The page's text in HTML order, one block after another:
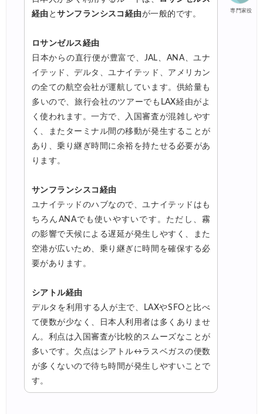
専門家役
経由 とサンフランシスコ経由が一般的です。
ロサンゼルス経由
日本からの直行便が豊富で、JAL、ANA、ユナ
イテッド、デルタ、ユナイテッド、アメリカン
の全ての航空会社が運航しています。供給量も
多いので、旅行会社のツアーでもLAX経由がよ
く使われます。一方で、入国審査が混雑しやす
く、またターミナル間の移動が発生することが
あり、乗り継ぎ時間に余裕を持たせる必要があ
ります。
サンフランシスコ経由
ユナイテッドのハブなので、ユナイテッドはも
ちろんANAでも使いやすいです。ただし、霧
の影響で天候による遅延が発生しやすく、また
空港が広いため、乗り継ぎに時間を確保する必
要があります。
シアトル経由
デルタを利用する人が主で、LAXやSFOと比べ
て便数が少なく、日本人利用者は多くありませ
ん。利点は入国審査が比較的スムーズなことが
多いです。欠点はシアトル↔ラスベガスの便数
が多くないので待ち時間が発生しやすいことで
す。